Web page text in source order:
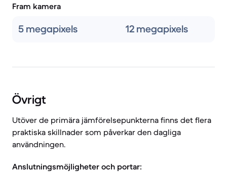
Fram kamera
5 megapixels 12 megapixels
Övrigt
Utöver de primära jämförelsepunkterna finns det flera
praktiska skillnader som påverkar den dagliga
användningen.
Anslutningsmöjligheter och portar: